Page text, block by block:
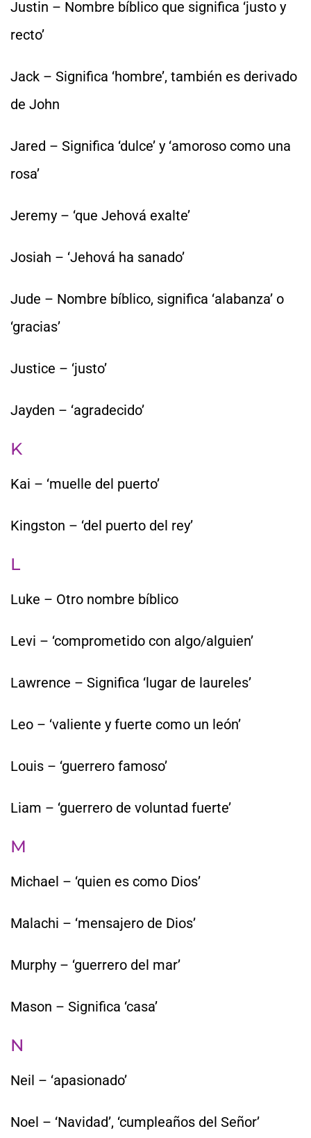
Justin – Nombre bíblico que significa ‘justo y
recto’
Jack – Significa ‘hombre’, también es derivado
de John
Jared – Significa ‘dulce’ y ‘amoroso como una
rosa’
Jeremy – ‘que Jehová exalte’
Josiah – ‘Jehová ha sanado’
Jude – Nombre bíblico, significa ‘alabanza’ o
‘gracias’
Justice – ‘justo’
Jayden – ‘agradecido’
K
Kai – ‘muelle del puerto’
Kingston – ‘del puerto del rey’
L
Luke – Otro nombre bíblico
Levi – ‘comprometido con algo/alguien’
Lawrence – Significa ‘lugar de laureles’
Leo – ‘valiente y fuerte como un león’
Louis – ‘guerrero famoso’
Liam – ‘guerrero de voluntad fuerte’
M
Michael – ‘quien es como Dios’
Malachi – ‘mensajero de Dios’
Murphy – ‘guerrero del mar’
Mason – Significa ‘casa’
N
Neil – ‘apasionado’
Noel – ‘Navidad’, ‘cumpleaños del Señor’